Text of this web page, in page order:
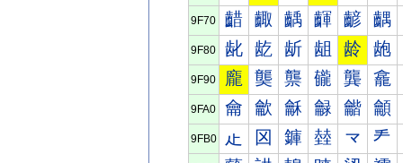
9F70 齰 齱 齲 齳 齴 齵
9F80 龀 龁 龂 龃 龄 龅
9F90 龐 龑 龒 龓 龔 龕
9FA0 龠 龡 龢 龣 龤 龥
9FB0 龰 龱 龲 龳 龴 龵